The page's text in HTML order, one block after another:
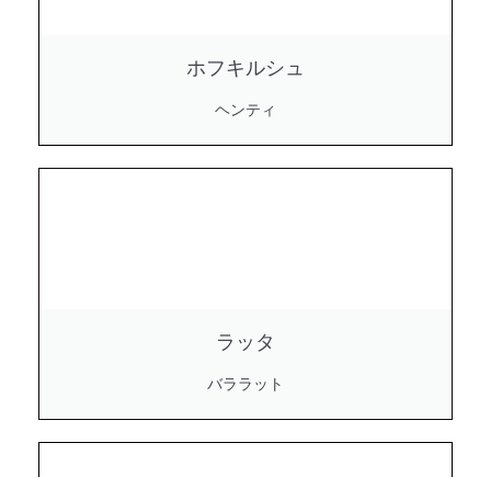
ホフキルシュ
ヘンティ
ラッタ
バララット